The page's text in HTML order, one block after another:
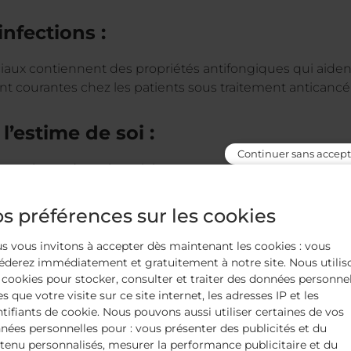
:
contiennent des propriétés antifongiques qui
courantes chez les patients sous traitement
de soi :
ongles et de maintenir leur apparence peut avoir un
spéciaux offrent une opportunité de se sentir
de vernis à ongles
ongles spéciaux pendant le traitement du cancer,
Continuer sans
préférences sur les cookies
vous invitons à accepter dès maintenant les cookies : vous
immédiatement et gratuitement à notre site. Nous
cookies pour stocker, consulter et traiter des données
que votre visite sur ce site internet, les adresses IP et les
de cookie. Nous pouvons aussi utiliser certaines de vos
personnelles pour : vous présenter des publicités et du
personnalisés, mesurer la performance publicitaire et du